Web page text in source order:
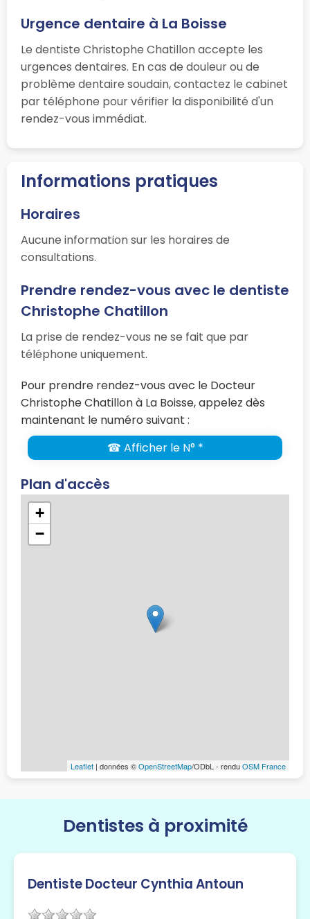
Urgence dentaire à La Boisse
Le dentiste Christophe Chatillon accepte les
urgences dentaires. En cas de douleur ou de
problème dentaire soudain, contactez le cabinet
par téléphone pour vérifier la disponibilité d'un
rendez-vous immédiat.
Informations pratiques
Horaires
Aucune information sur les horaires de
consultations.
Prendre rendez-vous avec le dentiste
Christophe Chatillon
La prise de rendez-vous ne se fait que par
téléphone uniquement.
Pour prendre rendez-vous avec le Docteur
Christophe Chatillon à La Boisse, appelez dès
maintenant le numéro suivant :
☎ Afficher le N° *
Plan d'accès
+
−
Leaflet | données ©OpenStreetMap/ODbL - renduOSM France
Dentistes à proximité
Dentiste Docteur Cynthia Antoun